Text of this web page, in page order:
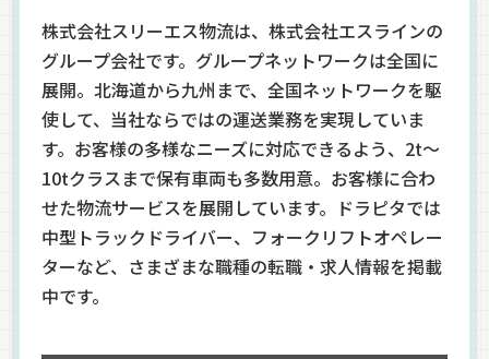
株式会社スリーエス物流は、株式会社エスラインの
グループ会社です。グループネットワークは全国に
展開。北海道から九州まで、全国ネットワークを駆
使して、当社ならではの運送業務を実現していま
す。お客様の多様なニーズに対応できるよう、2t～
10tクラスまで保有車両も多数用意。お客様に合わ
せた物流サービスを展開しています。ドラピタでは
中型トラックドライバー、フォークリフトオペレー
ターなど、さまざまな職種の転職・求人情報を掲載
中です。